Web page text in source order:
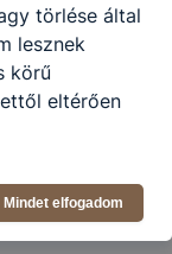
törlése által
lesznek
körű
eltérően
Mindet elfogadom